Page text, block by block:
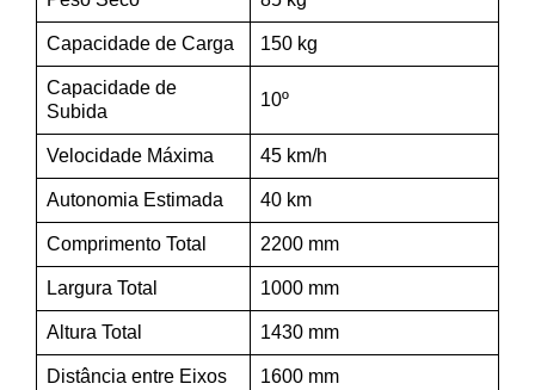
Capacidade de Carga 150 kg
Capacidade de
Subida
10º
Velocidade Máxima 45 km/h
Autonomia Estimada 40 km
Comprimento Total 2200 mm
Largura Total 1000 mm
Altura Total 1430 mm
Distância entre Eixos 1600 mm